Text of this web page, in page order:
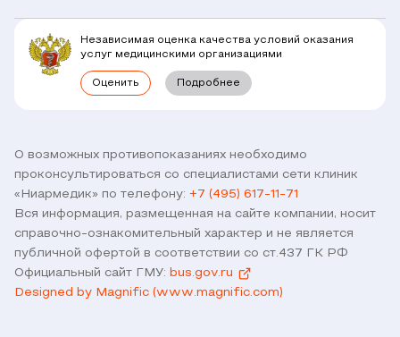
Комплексные программы
Наши партнеры и клиенты
Правовая информация
Горячая линия / контроль качества
Связь с директором
Версия для слабовидящих
Прямое прикрепление сотрудников
Договор оферты
Оставить отзыв
О возможных противопоказаниях необходимо
проконсультироваться со специалистами сети клиник
«Ниармедик» по телефону: +7 (495) 617-11-71
Вся информация, размещенная на сайте компании, носит
справочно-ознакомительный характер и не является
публичной офертой в соответствии со ст.437 ГК РФ
Официальный сайт ГМУ: bus.gov.ru
Designed by Magnific (www.magnific.com)
Независимая оценка качества условий оказания
услуг медицинскими организациями
Оценить Подробнее